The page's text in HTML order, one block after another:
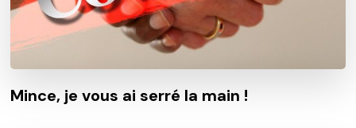
Mince, je vous ai serré la main !